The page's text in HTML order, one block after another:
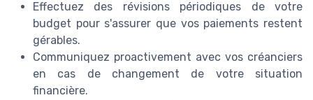
Effectuez des révisions périodiques de votre
budget pour s'assurer que vos paiements restent
gérables.
Communiquez proactivement avec vos créanciers
en cas de changement de votre situation
financière.